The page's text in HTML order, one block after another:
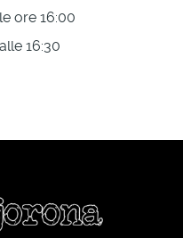
ore 16:00
16:30